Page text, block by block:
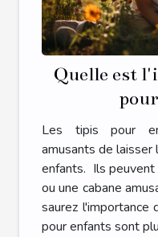
Quelle est
Les tipis pour
amusants de laisser
enfants. Ils peuvent
ou une cabane
saurez l'importance
pour enfants sont